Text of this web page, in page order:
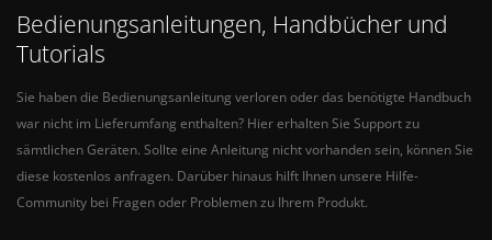
Bedienungsanleitungen, Handbücher und
Tutorials
Sie haben die Bedienungsanleitung verloren oder das benötigte Handbuch
war nicht im Lieferumfang enthalten? Hier erhalten Sie Support zu
sämtlichen Geräten. Sollte eine Anleitung nicht vorhanden sein, können Sie
diese kostenlos anfragen. Darüber hinaus hilft Ihnen unsere Hilfe-
Community bei Fragen oder Problemen zu Ihrem Produkt.